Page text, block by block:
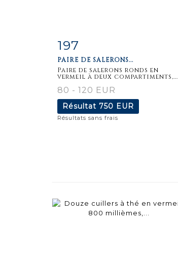
Fiche
197
PAIRE DE SALERONS...
Paire de salerons ronds en
vermeil à deux compartiments,...
80 - 120 EUR
Résultat 750 EUR
Résultats sans frais